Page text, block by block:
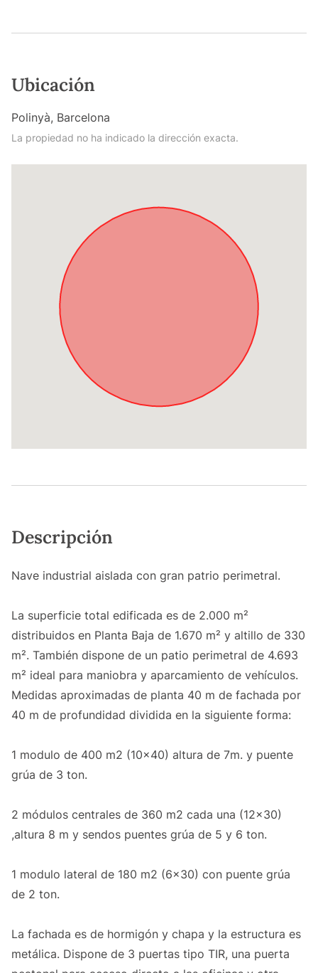
Ubicación
Polinyà, Barcelona
La propiedad no ha indicado la dirección exacta.
Descripción
Nave industrial aislada con gran patrio perimetral.
La superficie total edificada es de 2.000 m²
distribuidos en Planta Baja de 1.670 m² y altillo de 330
m². También dispone de un patio perimetral de 4.693
m² ideal para maniobra y aparcamiento de vehículos.
Medidas aproximadas de planta 40 m de fachada por
40 m de profundidad dividida en la siguiente forma:
1 modulo de 400 m2 (10x40) altura de 7m. y puente
grúa de 3 ton.
2 módulos centrales de 360 m2 cada una (12x30)
,altura 8 m y sendos puentes grúa de 5 y 6 ton.
1 modulo lateral de 180 m2 (6x30) con puente grúa
de 2 ton.
La fachada es de hormigón y chapa y la estructura es
metálica. Dispone de 3 puertas tipo TIR, una puerta